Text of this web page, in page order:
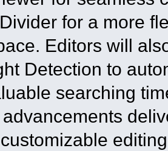
for a more
Editors will
Detection to
searching